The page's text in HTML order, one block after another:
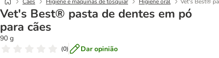
Vet's Best® pasta de dentes em pó
para cães
90 g
(0) Dar opinião